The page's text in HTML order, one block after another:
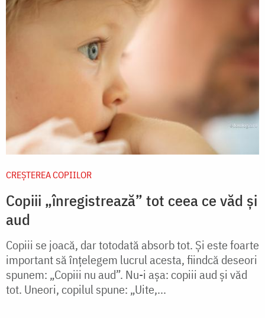
CREŞTEREA COPIILOR
Copiii „înregistrează” tot ceea ce văd și
aud
Copiii se joacă, dar totodată absorb tot. Şi este foarte
important să înţelegem lucrul acesta, fiindcă deseori
spunem: „Copiii nu aud”. Nu-i aşa: copiii aud şi văd
tot. Uneori, copilul spune: „Uite,...